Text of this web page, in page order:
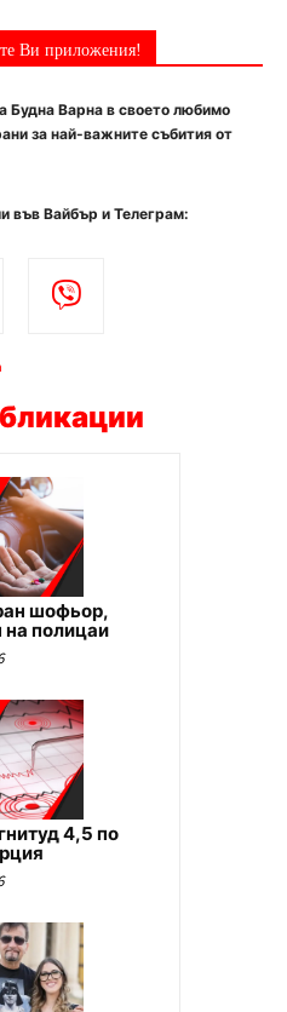
Ви приложения!
Будна Варна в своето любимо
за най-важните събития от
във Вайбър и Телеграм:
шофьор,
полицаи
4,5 по